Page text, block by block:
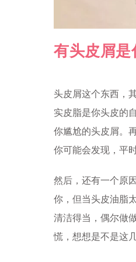
有头皮屑是
头皮屑这个东西，
实皮脂是你头皮的
你尴尬的头皮屑。
你可能会发现，平
然后，还有一个原
你，但当头皮油脂
清洁得当，偶尔做
慌，想想是不是这